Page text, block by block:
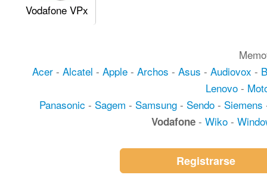
Vodafone VPx
Acer - Alcatel - Apple - Archos - Asus - Audiovox -
Lenovo -
Panasonic - Sagem - Samsung - Sendo - Siemens
Vodafone - Wiko -
Registrarse